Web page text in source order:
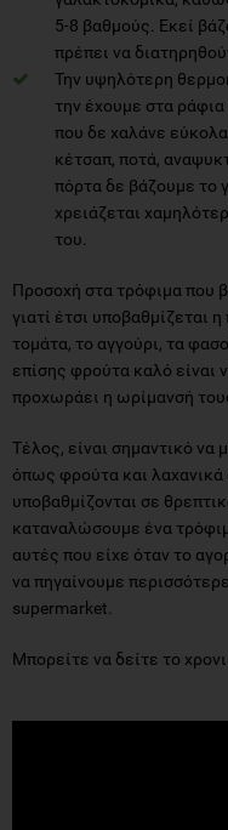
5-8 βαθμούς. Εκεί
πρέπει να
Την υψηλότερη
την έχουμε στα
που δε χαλάνε
κέτσαπ, ποτά,
πόρτα δε βάζουμε το
χρειάζεται
του.
Προσοχή στα τρόφιμα που
γιατί έτσι υποβαθμίζεται
τομάτα, το αγγούρι, τα
επίσης φρούτα καλό είναι
προχωράει η ωρίμανσή
Τέλος, είναι σημαντικό
όπως φρούτα και λαχανικά
υποβαθμίζονται σε
καταναλώσουμε ένα
αυτές που είχε όταν το
να πηγαίνουμε
supermarket.
Μπορείτε να δείτε το